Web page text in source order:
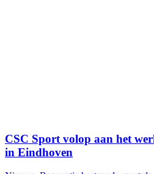
CSC Sport volop aan het
in Eindhoven